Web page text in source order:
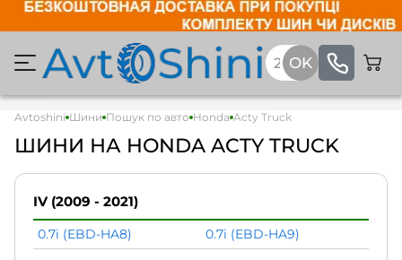
Avtoshini Шини Пошук по авто Honda Acty Truck
ШИНИ НА HONDA ACTY TRUCK
IV (2009 - 2021)
0.7i (EBD-HA8) 0.7i (EBD-HA9)